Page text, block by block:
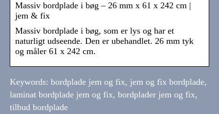
Massiv bordplade i bøg – 26 mm x 61 x 242 cm |
jem & fix
Massiv bordplade i bøg, som er lys og har et
naturligt udseende. Den er ubehandlet. 26 mm tyk
og måler 61 x 242 cm.
Keywords: bordplade jem og fix, jem og fix bordplade,
laminat bordplade jem og fix, bordplader jem og fix,
tilbud bordplade